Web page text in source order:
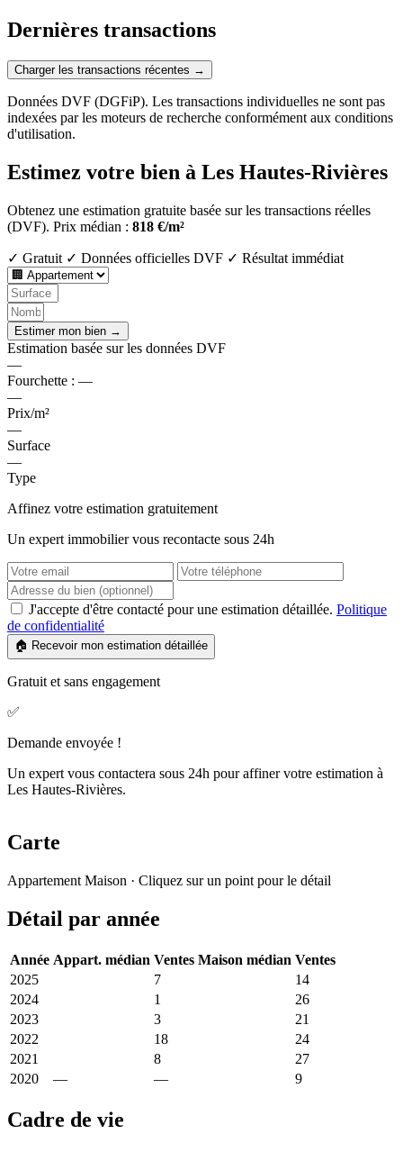
Dernières transactions
Charger les transactions récentes →
Données DVF (DGFiP). Les transactions individuelles ne sont pas
indexées par les moteurs de recherche conformément aux conditions
d'utilisation.
Estimez votre bien à Les Hautes-Rivières
Obtenez une estimation gratuite basée sur les transactions réelles
(DVF). Prix médian : 818 €/m²
✓ Gratuit ✓ Données officielles DVF ✓ Résultat immédiat
Estimer mon bien →
Estimation basée sur les données DVF
—
Fourchette : —
—
Prix/m²
—
Surface
—
Type
Affinez votre estimation gratuitement
Un expert immobilier vous recontacte sous 24h
J'accepte d'être contacté pour une estimation détaillée. Politique
de confidentialité
🏠 Recevoir mon estimation détaillée
Gratuit et sans engagement
✅
Demande envoyée !
Un expert vous contactera sous 24h pour affiner votre estimation à
Les Hautes-Rivières.
Carte
−
Appartement Maison · Cliquez sur un point pour le détail
Détail par année
Année Appart. médian Ventes Maison médian Ventes
2025
7
14
2024
1
26
2023
3
21
2022
18
24
2021
8
27
2020
— — 9
Cadre de vie